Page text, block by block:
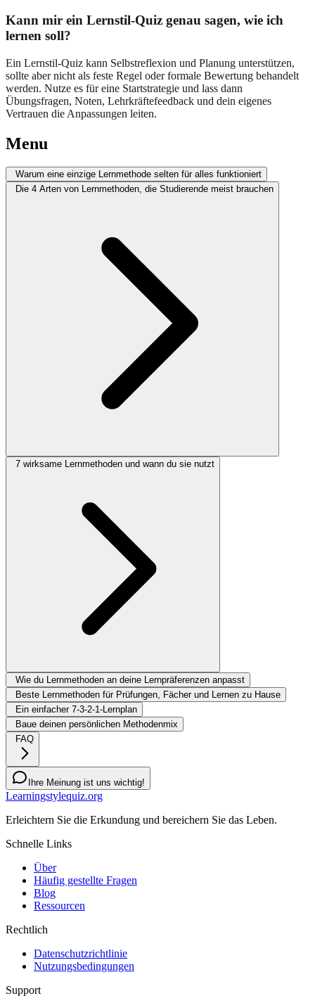
Kann mir ein Lernstil-Quiz genau sagen, wie ich
lernen soll?
Ein Lernstil-Quiz kann Selbstreflexion und Planung unterstützen,
sollte aber nicht als feste Regel oder formale Bewertung behandelt
werden. Nutze es für eine Startstrategie und lass dann
Übungsfragen, Noten, Lehrkräftefeedback und dein eigenes
Vertrauen die Anpassungen leiten.
Menu
Warum eine einzige Lernmethode selten für alles funktioniert
Die 4 Arten von Lernmethoden, die Studierende meist brauchen
7 wirksame Lernmethoden und wann du sie nutzt
Wie du Lernmethoden an deine Lernpräferenzen anpasst
Beste Lernmethoden für Prüfungen, Fächer und Lernen zu Hause
Ein einfacher 7-3-2-1-Lernplan
Baue deinen persönlichen Methodenmix
FAQ
Ihre Meinung ist uns wichtig!
Learningstylequiz.org
Erleichtern Sie die Erkundung und bereichern Sie das Leben.
Schnelle Links
Über
Häufig gestellte Fragen
Blog
Ressourcen
Rechtlich
Datenschutzrichtlinie
Nutzungsbedingungen
Support